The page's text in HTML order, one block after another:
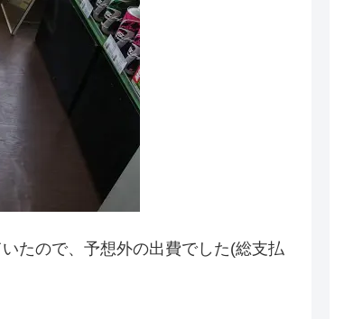
たので、予想外の出費でした(総支払